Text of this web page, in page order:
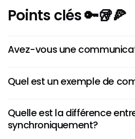
Points clés 🔑🥡🍕
Avez-vous une
communication synchrone se
Quel est un exemple de
destinataire peut répondre plus
Quelle est la différence
synchroniquement?